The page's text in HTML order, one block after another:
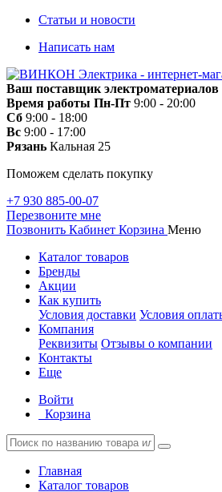
Статьи и новости
Написать нам
Ваш поставщик электроматериалов
Время работы Пн-Пт 9:00 - 20:00
Сб 9:00 - 18:00
Вс 9:00 - 17:00
Рязань Кальная 25
Поможем сделать покупку
+7 930 885-00-07
Перезвоните мне
Позвонить Кабинет Корзина Меню
Каталог товаров
Бренды
Акции
Как купить
Условия доставки Условия
Компания
Реквизиты Отзывы о компании
Контакты
Еще
Войти
Корзина
Главная
Каталог товаров